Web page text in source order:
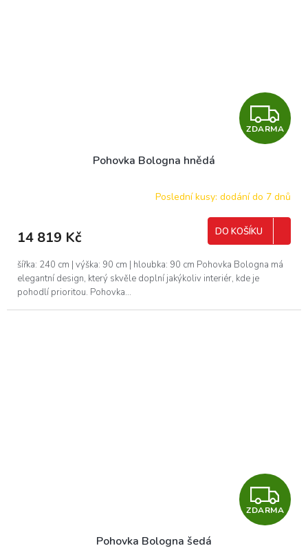
Z
D
R
A
ZDARMA
Pohovka Bologna hnědá
Poslední kusy: dodání do 7 dnů
14 819 Kč DO KOŠÍKU
šířka: 240 cm | výška: 90 cm | hloubka: 90 cm Pohovka Bologna má
elegantní design, který skvěle doplní jakýkoliv interiér, kde je
pohodlí prioritou. Pohovka...
Z
D
ZDARMA
Pohovka Bologna šedá